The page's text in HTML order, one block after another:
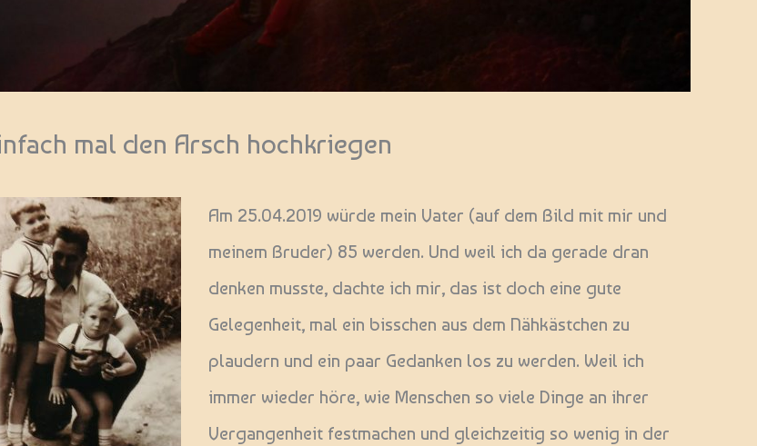
mal den Arsch hochkriegen
Am 25.04.2019 würde mein Vater (auf dem Bild mit mir und
meinem Bruder) 85 werden. Und weil ich da gerade dran
denken musste, dachte ich mir, das ist doch eine gute
Gelegenheit, mal ein bisschen aus dem Nähkästchen zu
plaudern und ein paar Gedanken los zu werden. Weil ich
immer wieder höre, wie Menschen so viele Dinge an ihrer
Vergangenheit festmachen und gleichzeitig so wenig in der